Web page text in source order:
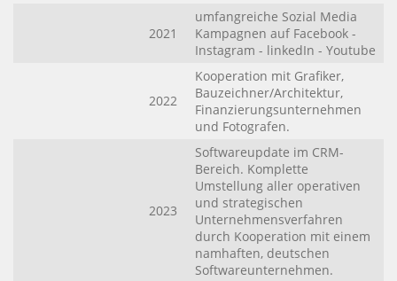
2021
umfangreiche Sozial Media
Kampagnen auf Facebook -
Instagram - linkedIn - Youtube
2022
Kooperation mit Grafiker,
Bauzeichner/Architektur,
Finanzierungsunternehmen
und Fotografen.
2023
Softwareupdate im CRM-
Bereich. Komplette
Umstellung aller operativen
und strategischen
Unternehmensverfahren
durch Kooperation mit einem
namhaften, deutschen
Softwareunternehmen.